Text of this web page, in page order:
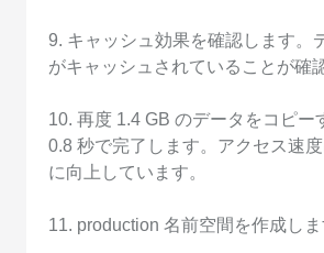
9. キャッシュ効果を確認します。
がキャッシュされていることが確
10. 再度 1.4 GB のデータをコピー
0.8 秒で完了します。アクセス速
に向上しています。
11. production 名前空間を作成しま